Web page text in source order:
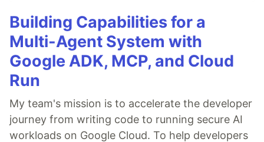
Building Capabilities for a
Multi-Agent System with
Google ADK, MCP, and Cloud
Run
My team's mission is to accelerate the developer
journey from writing code to running secure AI
workloads on Google Cloud. To help developers